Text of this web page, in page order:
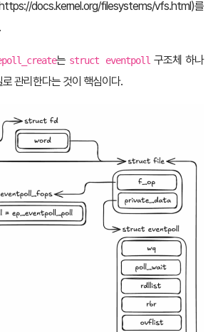
docs.kernel.org/filesystems/vfs.html)를
는 struct eventpoll 구조체 하나
관리한다는 것이 핵심이다.